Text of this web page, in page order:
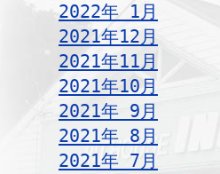
2022年 1月
2021年12月
2021年11月
2021年10月
2021年 9月
2021年 8月
2021年 7月